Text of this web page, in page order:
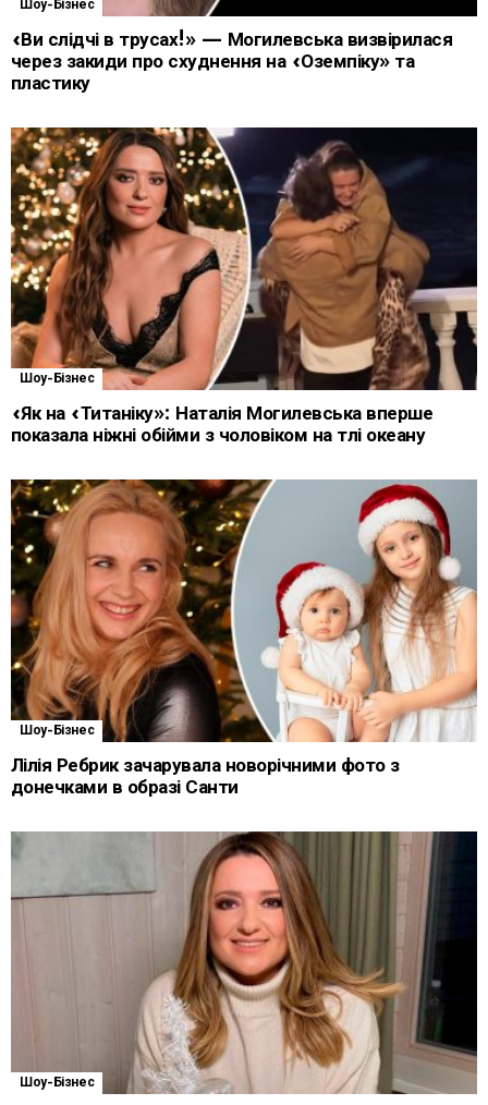
Шоу-Бізнес
«Ви слідчі в трусах!» — Могилевська визвірилася
через закиди про схуднення на «Оземпіку» та
пластику
Шоу-Бізнес
«Як на «Титаніку»: Наталія Могилевська вперше
показала ніжні обійми з чоловіком на тлі океану
Шоу-Бізнес
Лілія Ребрик зачарувала новорічними фото з
донечками в образі Санти
Шоу-Бізнес